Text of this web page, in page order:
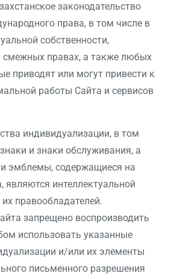
законодательство
права, в том числе в
собственности,
смежных правах, а также любых
приводят или могут привести к
работы Сайта и сервисов
индивидуализации, в том
и знаки обслуживания, а
эмблемы, содержащиеся на
являются интеллектуальной
правообладателей.
запрещено воспроизводить
использовать указанные
и/или их элементы
письменного разрешения